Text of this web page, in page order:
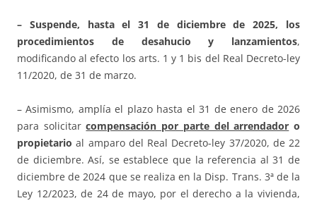
– Suspende, hasta el 31 de diciembre de 2025, los
procedimientos de desahucio y lanzamientos,
modificando al efecto los arts. 1 y 1 bis del Real Decreto-ley
11/2020, de 31 de marzo.
– Asimismo, amplía el plazo hasta el 31 de enero de 2026
para solicitarcompensación por parte del arrendador o
propietario al amparo del Real Decreto-ley 37/2020, de 22
de diciembre. Así, se establece que la referencia al 31 de
diciembre de 2024 que se realiza en la Disp. Trans. 3ª de la
Ley 12/2023, de 24 de mayo, por el derecho a la vivienda,